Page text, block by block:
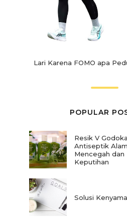
Lari Karena FOMO apa
POPULAR
Resik V
Antiseptik
Mencegah dan
Keputihan
Solusi